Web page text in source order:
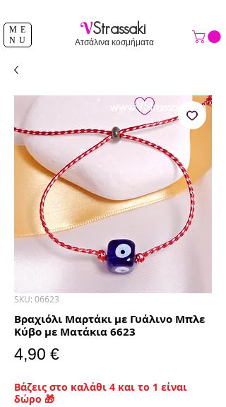
ME
NU
VStrassaki
Ατσάλινα κοσμήματα
SKU: 06623
Βραχιόλι Μαρτάκι με Γυάλινο Μπλε
Κύβο με Ματάκια 6623
4,90 €Τιμή
Βάζεις στο καλάθι 4 και το 1 είναι
δώρο 🎁